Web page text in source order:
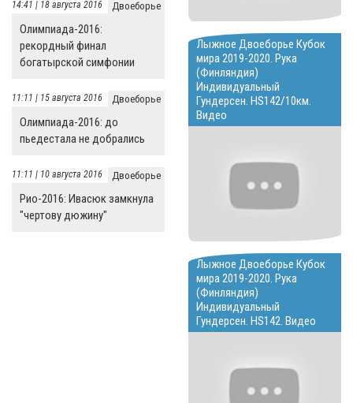
Двоеборье
14:41 | 18 августа 2016
Олимпиада-2016:
рекордный финал
богатырской симфонии
Двоеборье
11:11 | 15 августа 2016
Олимпиада-2016: до
пьедестала не добрались
Двоеборье
11:11 | 10 августа 2016
Рио-2016: Ивасюк замкнула
"чертову дюжину"
Лыжное Двоеборье Кубок
мира 2019-2020. Рука
(Финляндия)
Индивидуальный
Гундерсен. HS142/10км.
Видео
Лыжное Двоеборье Кубок
мира 2019-2020. Рука
(Финляндия)
Индивидуальный
Гундерсен. HS142. Видео